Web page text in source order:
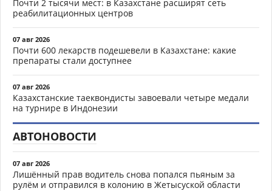
Почти 2 тысячи мест: в Казахстане расширят сеть
реабилитационных центров
07 авг 2026
Почти 600 лекарств подешевели в Казахстане: какие
препараты стали доступнее
07 авг 2026
Казахстанские таеквондисты завоевали четыре медали
на турнире в Индонезии
АВТОНОВОСТИ
07 авг 2026
Лишённый прав водитель снова попался пьяным за
рулём и отправился в колонию в Жетысуской области